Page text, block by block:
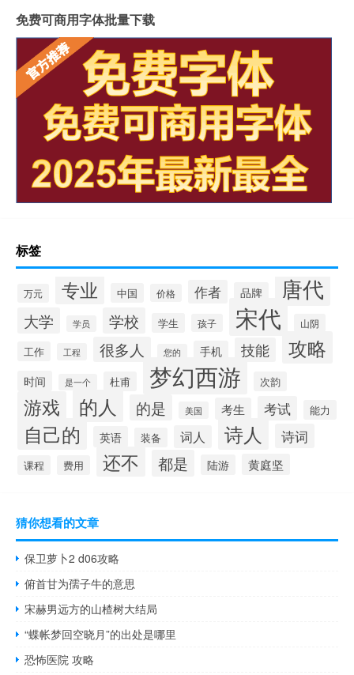
免费可商用字体批量下载
标签
万元 专业 中国 价格 作者 品牌 唐代
大学 学员 学校 学生 孩子 宋代 山阴
工作 工程 很多人 您的 手机 技能 攻略
时间 是一个 杜甫 梦幻西游 次韵
游戏 的人 的是 美国 考生 考试 能力
自己的 英语 装备 词人 诗人 诗词
课程 费用 还不 都是 陆游 黄庭坚
猜你想看的文章
保卫萝卜2 d06攻略
俯首甘为孺子牛的意思
宋赫男远方的山楂树大结局
“蝶帐梦回空晓月”的出处是哪里
恐怖医院 攻略